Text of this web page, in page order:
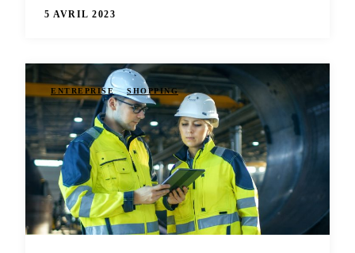
5 AVRIL 2023
ENTREPRISE SHOPPING